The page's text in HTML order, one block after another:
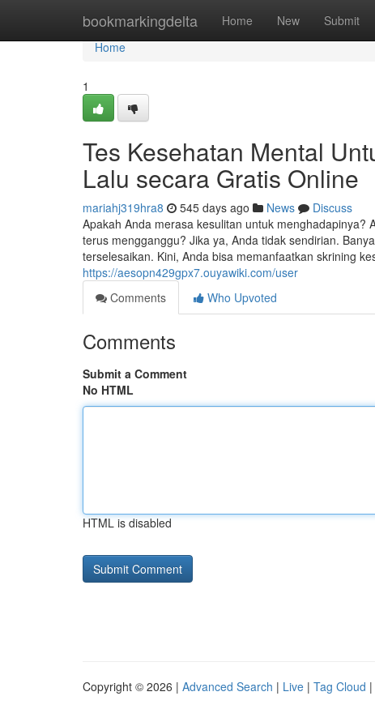
bookmarkingdelta Home New Submit
Home
Home
1
Tes Kesehatan Mental
Lalu secara Gratis Online
mariahj319hra8 545 days ago News
Discuss
Apakah Anda merasa kesulitan untuk
terus mengganggu? Jika ya, Anda tidak sendirian.
terselesaikan. Kini, Anda bisa memanfaatkan skrining
https://aesopn429gpx7.ouyawiki.com/user
Comments
Who Upvoted
Comments
Submit a Comment
No HTML
HTML is disabled
Copyright © 2026 | Advanced Search | Live | Tag Cloud |